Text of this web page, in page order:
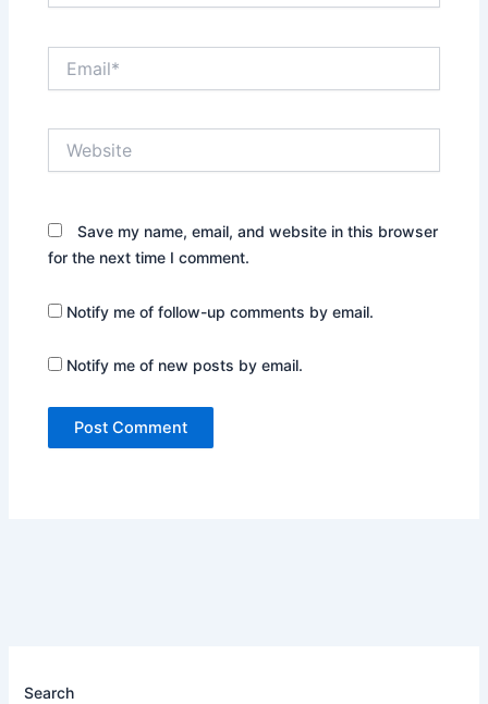
Save my name, email, and website in this browser
for the next time I comment.
Notify me of follow-up comments by email.
Notify me of new posts by email.
Search